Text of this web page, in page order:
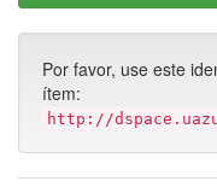
Por favor, use este
ítem:
http://